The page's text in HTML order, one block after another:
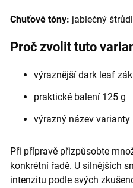
Chuťové tóny: jablečný
Proč zvolit tuto
výraznější dark leaf
praktické balení 125 g
výrazný název
Při přípravě přizpůsobte
konkrétní řadě. U silnějších
intenzitu podle svých